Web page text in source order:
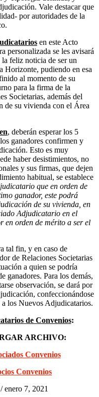
Vale destacar que
por autoridades de la
en este Acto
personalizada se les avisará
feliz noticia de ser un
Horizonte, pudiendo en esa
al momento de su
para la firma de la
Societarias, además del
de su vivienda con el Área
, deberán esperar los 5
ganadores confirmen y
Esto es muy
haber desistimientos, no
y sus firmas, que dejen
habitual, se establece
que en orden de
ganador, este podrá
de su vivienda, en
Adjudicatario en el
en orden de mérito a ser el
tal fin, y en caso de
de Relaciones Societarias
a quien se podría
ganadores. Para los demás,
observación, se dará por
confeccionándose
los Nuevos Adjudicatarios.
de Convenios:
ARCHIVO:
Convenios
Convenios
/ enero 7, 2021